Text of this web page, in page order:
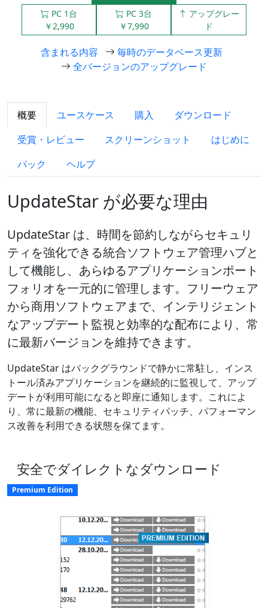
PC 1台
￥2,990
PC 3台
￥7,990
アップグレー
ド
含まれる内容
毎時のデータベース更新
全バージョンのアップグレード
概要 ユースケース 購入
ダウンロード
受賞・レビュー
スクリーンショット
はじめに
パック
ヘルプ
UpdateStar が必要な理由
UpdateStar は、時間を節約しながらセキュリ
ティを強化できる統合ソフトウェア管理ハブと
して機能し、あらゆるアプリケーションポート
フォリオを一元的に管理します。フリーウェア
から商用ソフトウェアまで、インテリジェント
なアップデート監視と効率的な配布により、常
に最新バージョンを維持できます。
UpdateStar はバックグラウンドで静かに常駐し、インス
トール済みアプリケーションを継続的に監視して、アップ
デートが利用可能になると即座に通知します。これによ
り、常に最新の機能、セキュリティパッチ、パフォーマン
ス改善を利用できる状態を保てます。
安全でダイレクトなダウンロード
Premium Edition